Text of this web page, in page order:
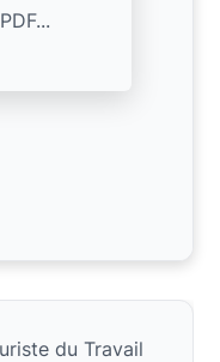
du Travail